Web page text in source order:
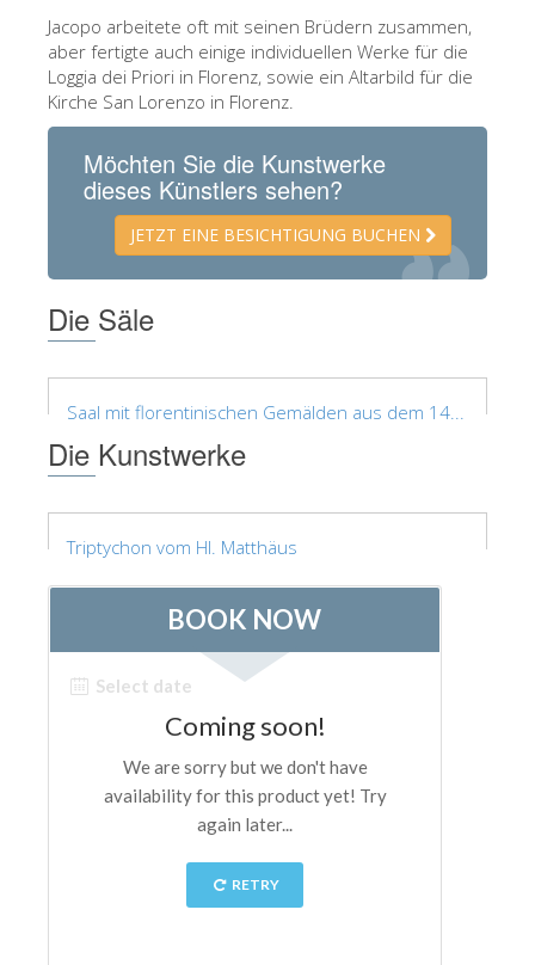
Jacopo arbeitete oft mit seinen Brüdern zusammen,
aber fertigte auch einige individuellen Werke für die
Loggia dei Priori in Florenz, sowie ein Altarbild für die
Kirche San Lorenzo in Florenz.
Möchten Sie die Kunstwerke
dieses Künstlers sehen?
JETZT EINE BESICHTIGUNG BUCHEN
Die Säle
Saal mit florentinischen Gemälden aus dem 14...
Die Kunstwerke
Triptychon vom Hl. Matthäus